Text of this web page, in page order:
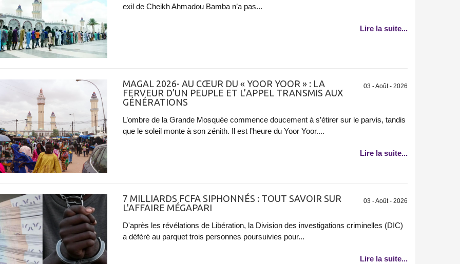
exil de Cheikh Ahmadou Bamba n’a pas...
Lire la suite...
03 - Août - 2026
MAGAL 2026- AU CŒUR DU « YOOR YOOR » : LA
FERVEUR D’UN PEUPLE ET L’APPEL TRANSMIS AUX
GÉNÉRATIONS
L’ombre de la Grande Mosquée commence doucement à s’étirer sur le parvis, tandis
que le soleil monte à son zénith. Il est l’heure du Yoor Yoor....
Lire la suite...
03 - Août - 2026
7 MILLIARDS FCFA SIPHONNÉS : TOUT SAVOIR SUR
L'AFFAIRE MÉGAPARI
D'après les révélations de Libération, la Division des investigations criminelles (DIC)
a déféré au parquet trois personnes poursuivies pour...
Lire la suite...